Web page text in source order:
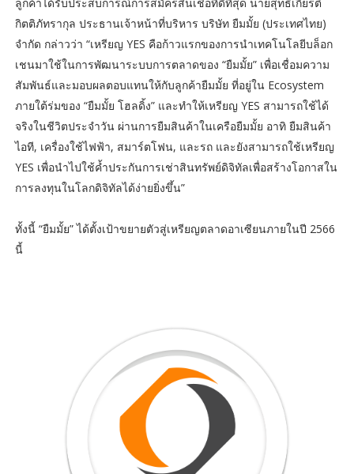
กิตติภัทรากุล ประธานเจ้าหน้าที่บริหาร บริษัท ยืมมั้ย (ประเทศไทย)
จำกัด กล่าวว่า “เหรียญ YES คือก้าวแรกของการนำเทคโนโลยีบล็อก
เชนมาใช้ในการพัฒนาระบบการตลาดของ “ยืมมั้ย” เพื่อเชื่อมความ
สัมพันธ์และมอบผลตอบแทนให้กับลูกค้ายืมมั้ย ที่อยู่ใน Ecosystem
ภายใต้ร่มของ “ยืมมั้ย โฮลดิ้ง” และทำให้เหรียญ YES สามารถใช้ได้
จริงในชีวิตประจำวัน ผ่านการยืมสินค้าในเครือยืมมั้ย อาทิ ยืมสินค้า
ไอที, เครื่องใช้ไฟฟ้า, สมาร์ตโฟน, และรถ และยังสามารถใช้เหรียญ
YES เพื่อนำไปใช้ค้ำประกันการเช่าสินทรัพย์ดิจิทัลเพื่อสร้างโอกาสใน
การลงทุนในโลกดิจิทัลได้ง่ายยิ่งขึ้น”
ทั้งนี้ “ยืมมั้ย” ได้ตั้งเป้าขยายตัวสู่เหรียญตลาดอาเซียนภายในปี 2566
นี้